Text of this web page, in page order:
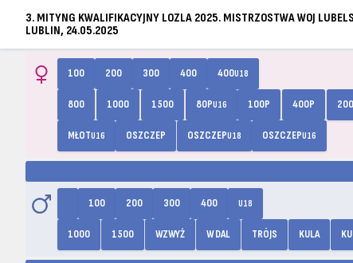
3. MITYNG KWALIFIKACYJNY LOZLA 2025. MISTRZOSTWA WOJ
LUBLIN, 24.05.2025
100 200 300 400 400U18
800 1000 1500 80PU16 100P 400P
MŁOTU16 OSZCZEP OSZCZEPU18 OSZCZEPU16
100 200 300 400 U18
1000 1500 WZWYŻ W DAL TRÓJS KULA